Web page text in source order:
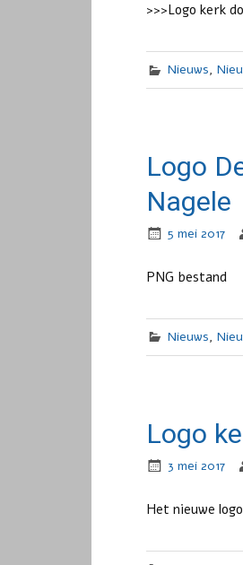
>>>Logo kerk
Nieuws,
Logo
Nagele
5 mei 2017
PNG bestand
Nieuws,
Logo
3 mei 2017
Het nieuwe